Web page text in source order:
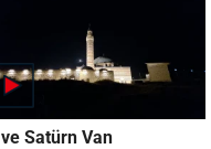
Satürn Van